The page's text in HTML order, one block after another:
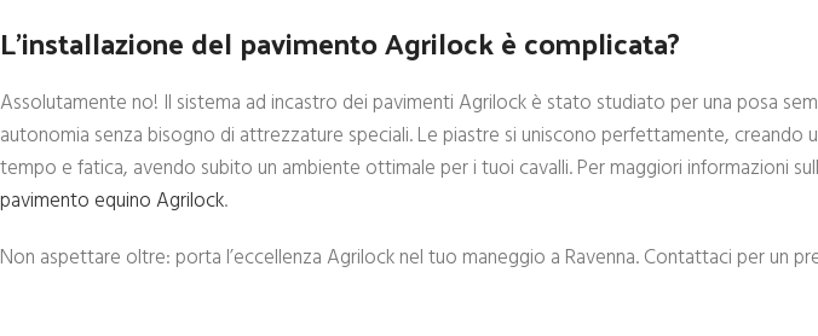
L’installazione del pavimento Agrilock è complicata?
Assolutamente no! Il sistema ad incastro dei pavimenti Agrilock è stato studiato per una posa
autonomia senza bisogno di attrezzature speciali. Le piastre si uniscono perfettamente, creando
tempo e fatica, avendo subito un ambiente ottimale per i tuoi cavalli. Per maggiori informazioni
pavimento equino Agrilock.
Non aspettare oltre: porta l’eccellenza Agrilock nel tuo maneggio a Ravenna. Contattaci per un